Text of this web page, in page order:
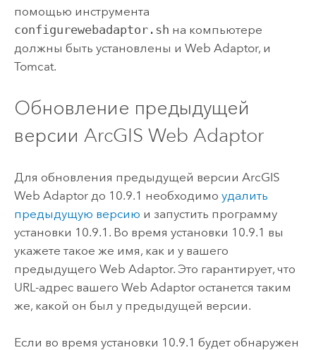
помощью инструмента
configurewebadaptor.sh на компьютере
должны быть установлены и Web Adaptor, и
Tomcat.
Обновление предыдущей
версии ArcGIS Web Adaptor
Для обновления предыдущей версии ArcGIS
Web Adaptorдо 10.9.1 необходимо удалить
предыдущую версию и запустить программу
установки 10.9.1 . Во время установки 10.9.1 вы
укажете такое же имя, как и у вашего
предыдущего Web Adaptor. Это гарантирует, что
URL-адрес вашего Web Adaptor останется таким
же, какой он был у предыдущей версии.
Если во время установки 10.9.1 будет обнаружен